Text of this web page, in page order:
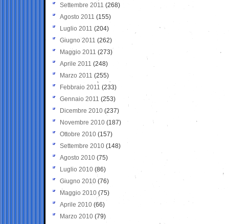
Settembre 2011 (268)
Agosto 2011 (155)
Luglio 2011 (204)
Giugno 2011 (262)
Maggio 2011 (273)
Aprile 2011 (248)
Marzo 2011 (255)
Febbraio 2011 (233)
Gennaio 2011 (253)
Dicembre 2010 (237)
Novembre 2010 (187)
Ottobre 2010 (157)
Settembre 2010 (148)
Agosto 2010 (75)
Luglio 2010 (86)
Giugno 2010 (76)
Maggio 2010 (75)
Aprile 2010 (66)
Marzo 2010 (79)